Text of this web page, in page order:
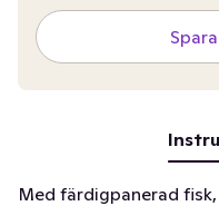
Med färdigpanerad